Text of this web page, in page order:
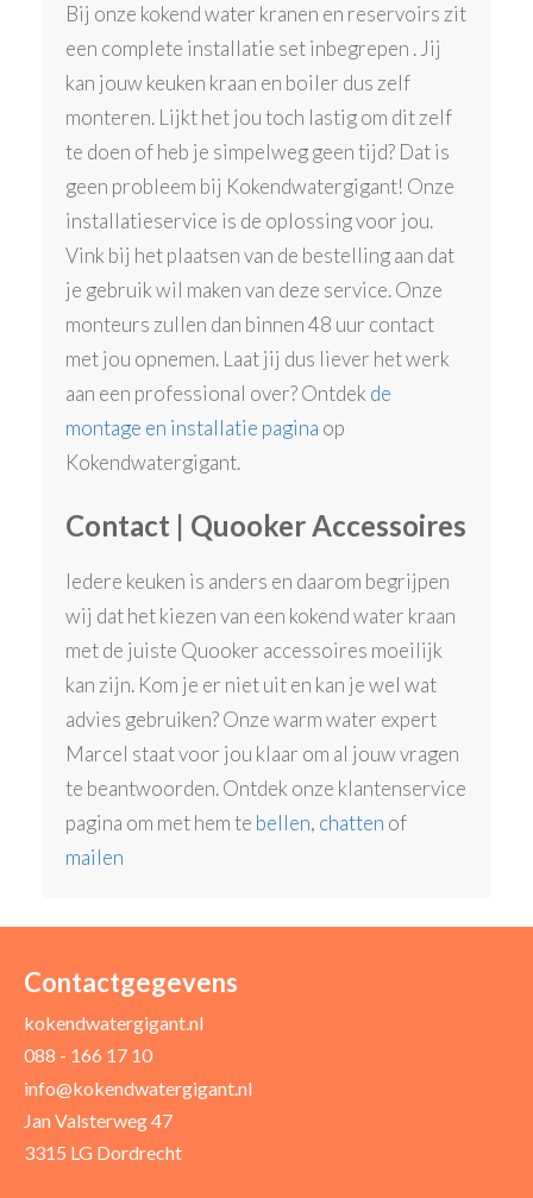
Bij onze kokend water kranen en reservoirs zit
een complete installatie set inbegrepen . Jij
kan jouw keuken kraan en boiler dus zelf
monteren. Lijkt het jou toch lastig om dit zelf
te doen of heb je simpelweg geen tijd? Dat is
geen probleem bij Kokendwatergigant! Onze
installatieservice is de oplossing voor jou.
Vink bij het plaatsen van de bestelling aan dat
je gebruik wil maken van deze service. Onze
monteurs zullen dan binnen 48 uur contact
met jou opnemen. Laat jij dus liever het werk
aan een professional over? Ontdekde
montage en installatie pagina op
Kokendwatergigant.
Contact | Quooker Accessoires
Iedere keuken is anders en daarom begrijpen
wij dat het kiezen van een kokend water kraan
met de juiste Quooker accessoires moeilijk
kan zijn. Kom je er niet uit en kan je wel wat
advies gebruiken? Onze warm water expert
Marcel staat voor jou klaar om al jouw vragen
te beantwoorden. Ontdek onze klantenservice
pagina om met hem te bellen, chatten of
mailen
Contactgegevens
kokendwatergigant.nl
088 - 166 17 10
info@kokendwatergigant.nl
Jan Valsterweg 47
3315 LG Dordrecht